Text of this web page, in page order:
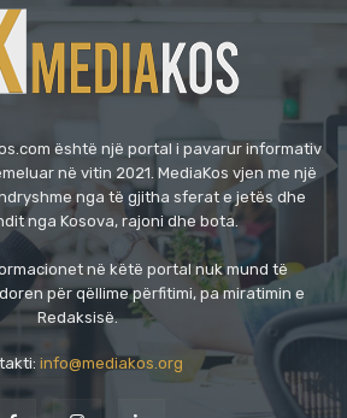
është një portal i pavarur informativ
në vitin 2021. MediaKos vjen me një
nga të gjitha sferat e jetës dhe
nga Kosova, rajoni dhe bota.
në këtë portal nuk mund të
për qëllime përfitimi, pa miratimin e
Redaksisë.
info@mediakos.org